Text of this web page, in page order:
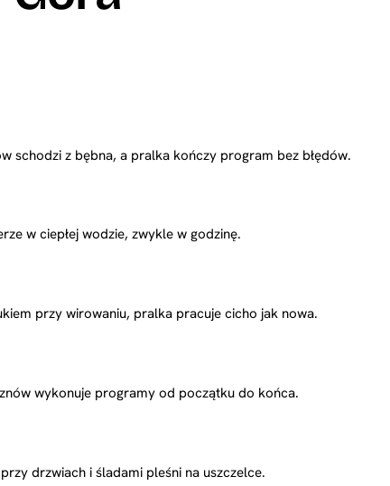
schodzi z bębna, a pralka kończy program bez błędów.
w ciepłej wodzie, zwykle w godzinę.
przy wirowaniu, pralka pracuje cicho jak nowa.
wykonuje programy od początku do końca.
drzwiach i śladami pleśni na uszczelce.